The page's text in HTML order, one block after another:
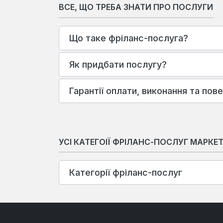
ВСЕ, ЩО ТРЕБА ЗНАТИ ПРО ПОСЛУГИ
Що таке фріланс-послуга?
Як придбати послугу?
Гарантії оплати, виконання та
УСІ КАТЕГОІЇ ФРІЛАНС-ПОСЛУГ
Категорії фріланс-послуг